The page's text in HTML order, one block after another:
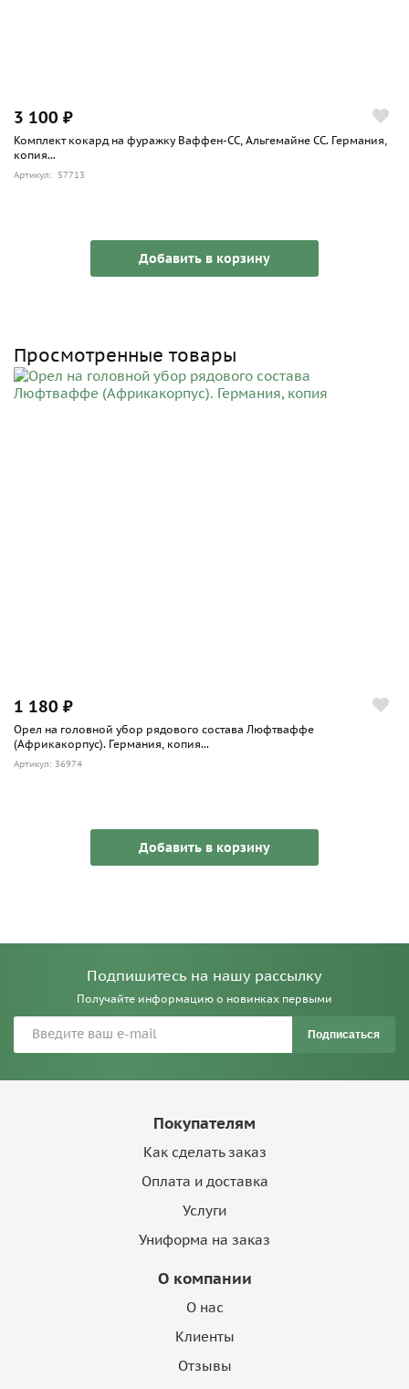
3 100 ₽
Комплект кокард на фуражку Ваффен-СС, Альгемайне СС. Германия,
копия...
Артикул: 57713
Добавить в корзину
Просмотренные товары
1 180 ₽
Орел на головной убор рядового состава Люфтваффе
(Африкакорпус). Германия, копия...
Артикул: 36974
Добавить в корзину
Подпишитесь на нашу рассылку
Получайте информацию о новинках первыми
Подписаться
Покупателям
Как сделать заказ
Оплата и доставка
Услуги
Униформа на заказ
О компании
О нас
Клиенты
Отзывы